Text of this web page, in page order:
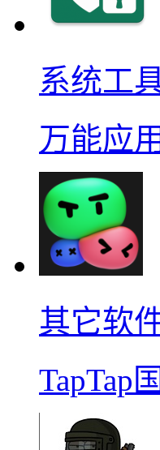
系统工
万能应
其它软
TapTap